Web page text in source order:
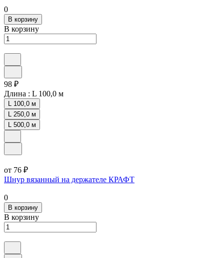
0
В корзину
В корзину
98 ₽
Длина : L 100,0 м
L 100,0 м
L 250,0 м
L 500,0 м
от 76 ₽
Шнур вязанный на держателе КРАФТ
0
В корзину
В корзину